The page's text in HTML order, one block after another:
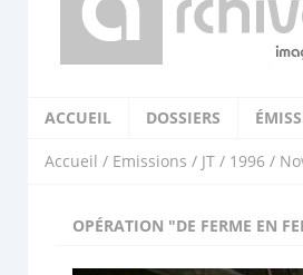
ACCUEIL DOSSIERS
Accueil / Emissions / JT / 1996 /
OPÉRATION "DE FERME EN